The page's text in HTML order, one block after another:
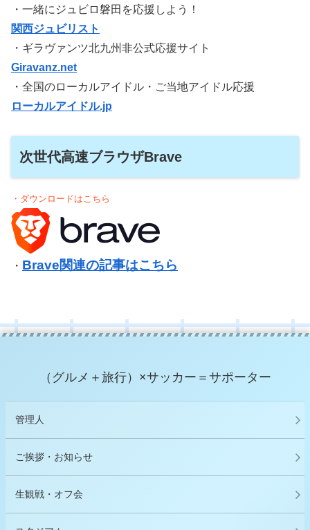
・一緒にジュビロ磐田を応援しよう！
関西ジュビリスト
・ギラヴァンツ北九州非公式応援サイト
Giravanz.net
・全国のローカルアイドル・ご当地アイドル応援
ローカルアイドル.jp
次世代高速ブラウザBrave
・ダウンロードはこちら
・ Brave関連の記事はこちら
（グルメ＋旅行）×サッカー＝サポーター
管理人
ご挨拶・お知らせ
生観戦・オフ会